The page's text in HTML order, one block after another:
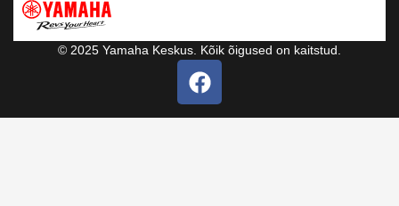
© 2025 Yamaha Keskus. Kõik õigused on kaitstud.